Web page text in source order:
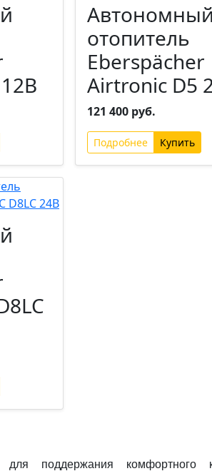
Автономный
отопитель
Eberspächer
Airtronic D5
121 400 руб.
Подробнее
поддержания комфортного